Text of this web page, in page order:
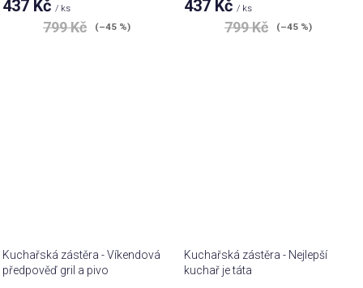
437 Kč / ks
799 Kč (–45 %)
437 Kč / ks
799 Kč (–45 %)
Kuchařská zástěra - Víkendová
předpověď gril a pivo
Kuchařská zástěra - Nejlepší
kuchař je táta